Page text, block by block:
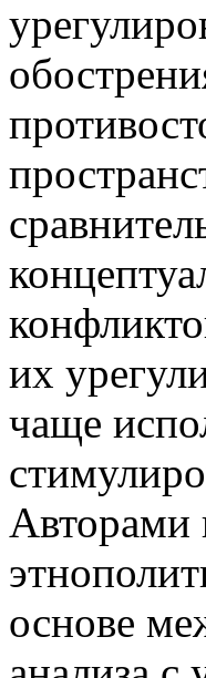
их
чаще
Авторами
основе